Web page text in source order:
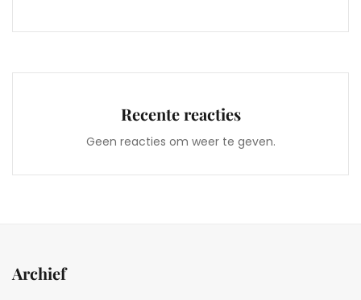
Recente reacties
Geen reacties om weer te geven.
Archief